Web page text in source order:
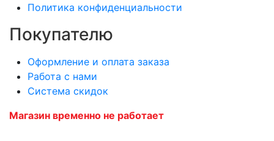
Политика конфиденциальности
Покупателю
Оформление и оплата заказа
Работа с нами
Система скидок
Магазин временно не работает